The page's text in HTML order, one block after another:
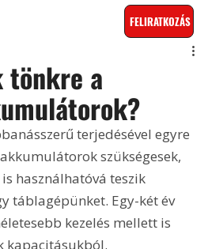
FELIRATKOZÁS
tönkre a
terjedésével egyre
szükségesek,
használhatóvá teszik
táblagépünket. Egy-két év
kezelés mellett is
kapacitásukból.